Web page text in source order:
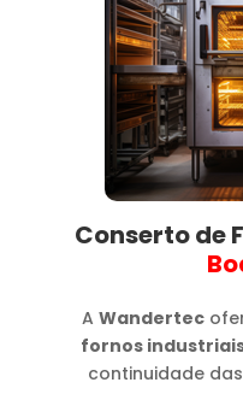
Conserto de
AWandertec
fornos
continuidade